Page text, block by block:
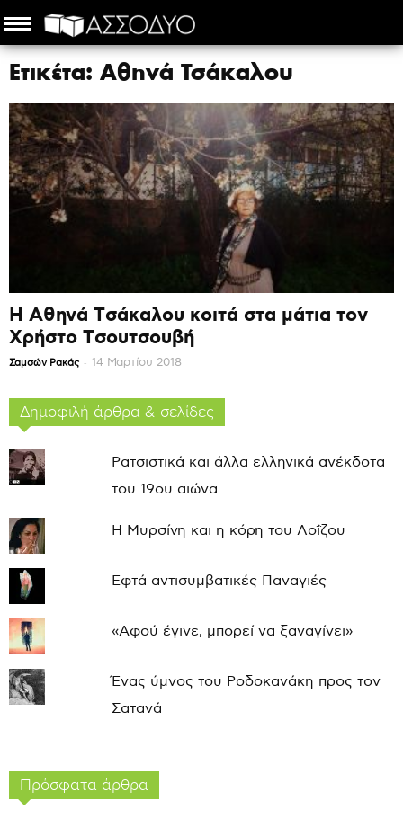
Ετικέτα: Αθηνά Τσάκαλου
Η Αθηνά Τσάκαλου κοιτά στα μάτια τον
Χρήστο Τσουτσουβή
Σαμσών Ρακάς - 14 Μαρτίου 2018
Δημοφιλή άρθρα & σελίδες
Ρατσιστικά και άλλα ελληνικά ανέκδοτα
του 19ου αιώνα
Η Μυρσίνη και η κόρη του Λοΐζου
Εφτά αντισυμβατικές Παναγιές
«Αφού έγινε, μπορεί να ξαναγίνει»
Ένας ύμνος του Ροδοκανάκη προς τον
Σατανά
Πρόσφατα άρθρα